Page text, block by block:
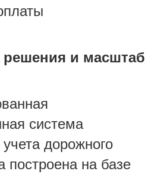
решения и масштаб
система
дорожного
построена на базе